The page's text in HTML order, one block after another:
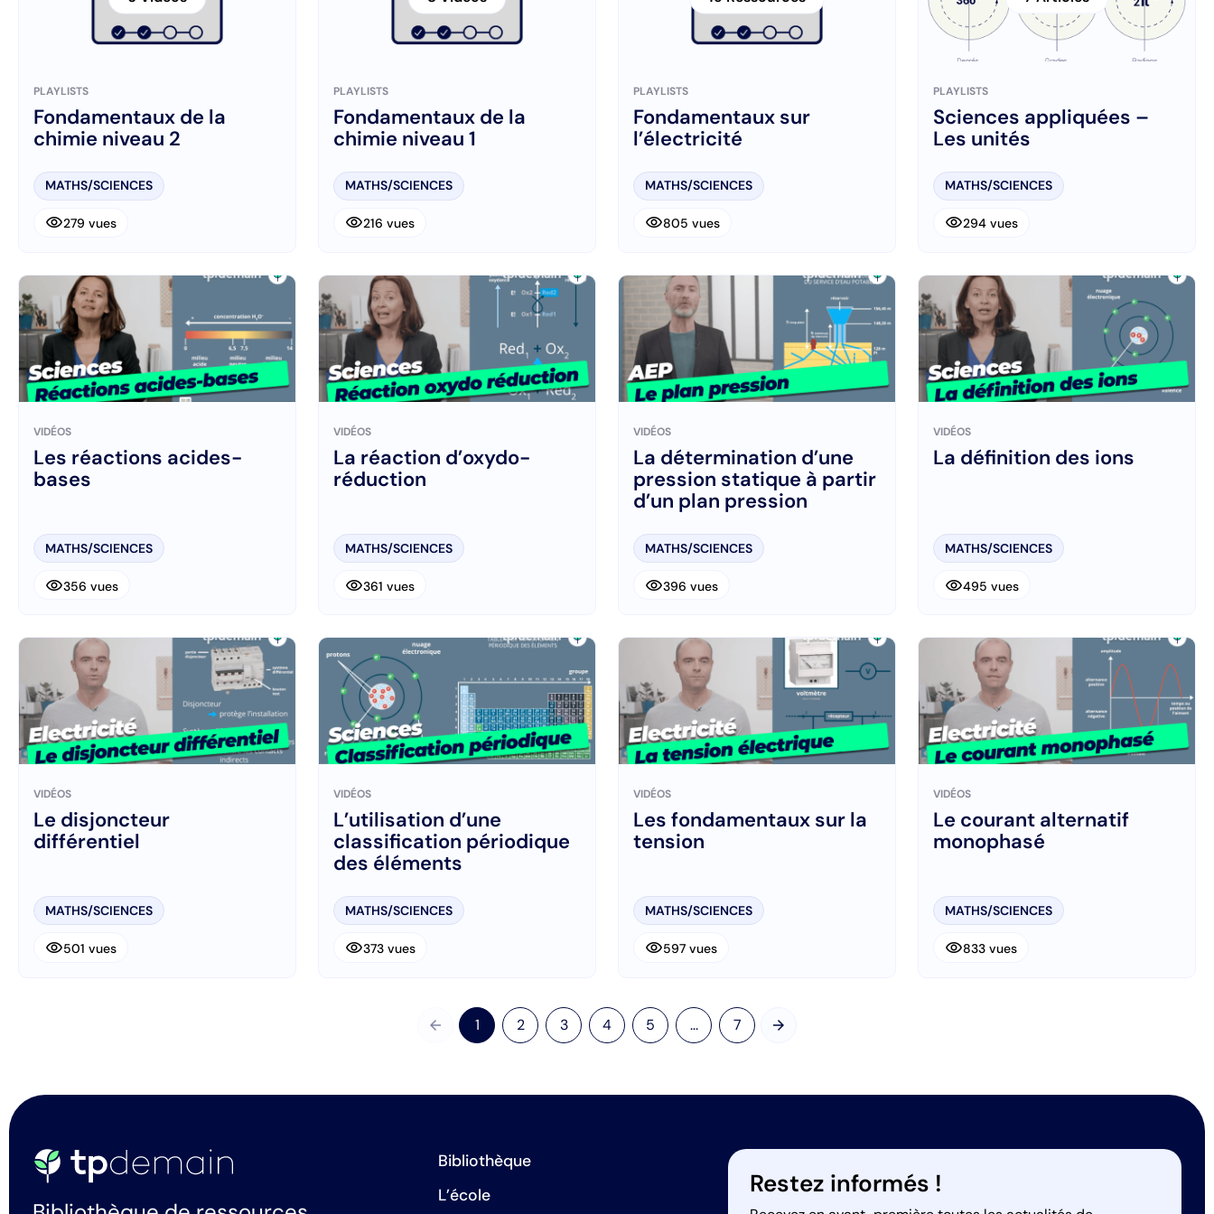
PLAYLISTS
Fondamentaux de la
chimie niveau 2
MATHS/SCIENCES
visibility279 vues
PLAYLISTS
Fondamentaux de la
chimie niveau 1
MATHS/SCIENCES
visibility216 vues
PLAYLISTS
Fondamentaux sur
l’électricité
MATHS/SCIENCES
visibility805 vues
PLAYLISTS
Sciences appliquées –
Les unités
MATHS/SCIENCES
visibility294 vues
VIDÉOS
Les réactions acides-
bases
MATHS/SCIENCES
visibility356 vues
VIDÉOS
La réaction d’oxydo-
réduction
MATHS/SCIENCES
visibility361 vues
VIDÉOS
La détermination d’une
pression statique à partir
d’un plan pression
MATHS/SCIENCES
visibility396 vues
VIDÉOS
La définition des ions
MATHS/SCIENCES
visibility495 vues
VIDÉOS
Le disjoncteur
différentiel
MATHS/SCIENCES
visibility501 vues
VIDÉOS
L’utilisation d’une
classification périodique
des éléments
MATHS/SCIENCES
visibility373 vues
VIDÉOS
Les fondamentaux sur la
tension
MATHS/SCIENCES
visibility597 vues
VIDÉOS
Le courant alternatif
monophasé
MATHS/SCIENCES
visibility833 vues
arrow_backPrécédent
1 2 3 4 5 ... 7 Suivant
arrow_forward
Bibliothèque
L’école
Restez informés !